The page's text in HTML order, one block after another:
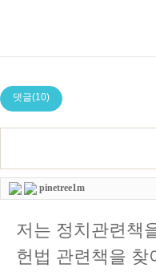
댓글(10)
pinetree1m
저는 정치관련책
헌법 관련책을 찾